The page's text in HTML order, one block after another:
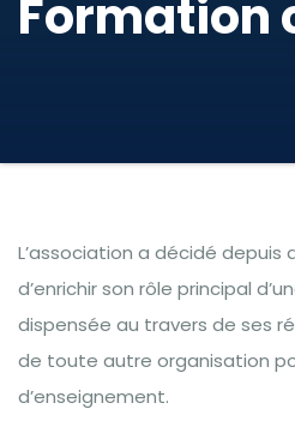
Formation
L’association a décidé depuis
d’enrichir son rôle principal
dispensée au travers de ses
de toute autre organisation
d’enseignement.